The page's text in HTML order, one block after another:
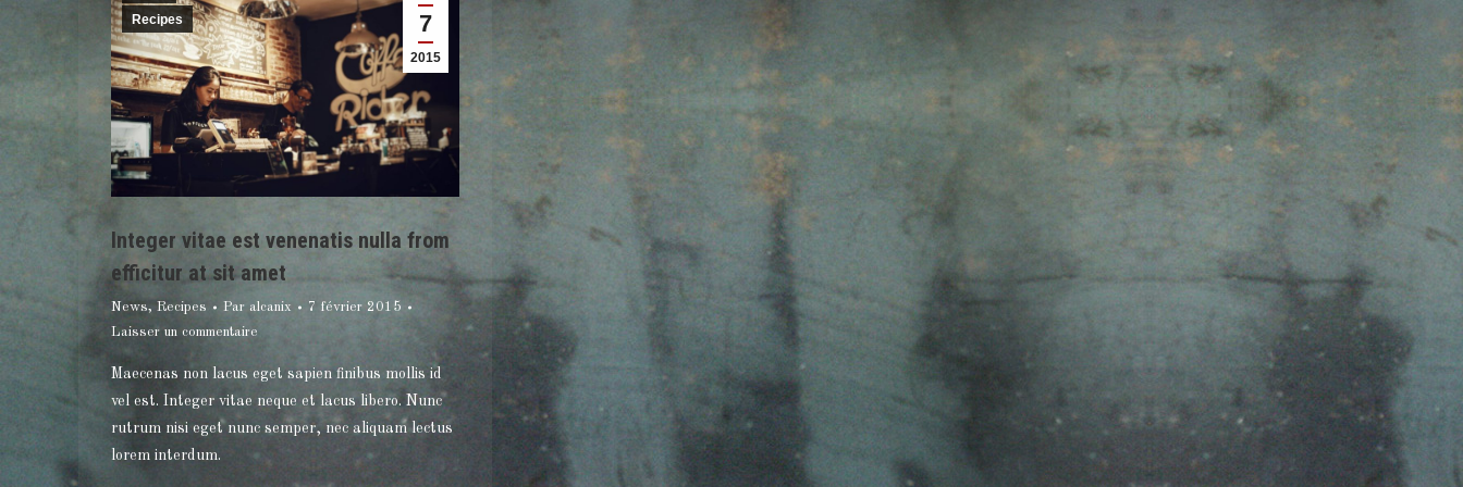
7
2015
Recipes
Integer vitae est venenatis nulla from
efficitur at sit amet
News, Recipes Par alcanix
7 février 2015
Laisser un commentaire
Maecenas non lacus eget sapien finibus mollis id
vel est. Integer vitae neque et lacus libero. Nunc
rutrum nisi eget nunc semper, nec aliquam lectus
lorem interdum.